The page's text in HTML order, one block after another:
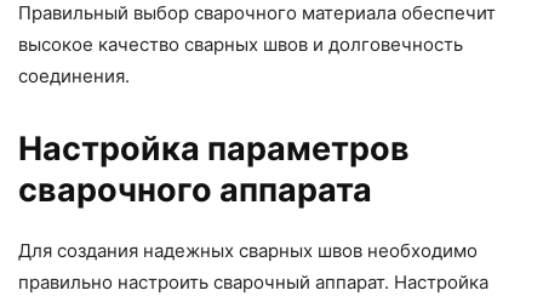
Правильный выбор сварочного материала обеспечит
высокое качество сварных швов и долговечность
соединения.
Настройка параметров
сварочного аппарата
Для создания надежных сварных швов необходимо
правильно настроить сварочный аппарат. Настройка